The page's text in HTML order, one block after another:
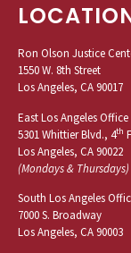
Ron Olson Justice
1550 W. 8th Street
Los Angeles, CA 90017
East Los Angeles Office
5301 Whittier Blvd., 4th
Los Angeles, CA 90022
(Mondays & Thursdays)
South Los Angeles
7000 S. Broadway
Los Angeles, CA 90003